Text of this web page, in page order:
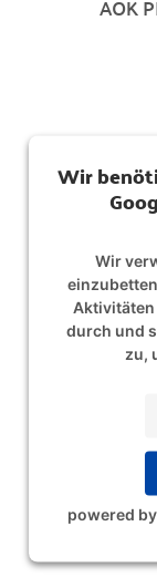
AOK
Wir
Wir
Aktivitäten
durch und
zu,
powered by